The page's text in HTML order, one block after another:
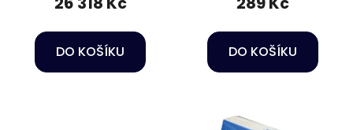
DO KOŠÍKU DO KOŠÍKU